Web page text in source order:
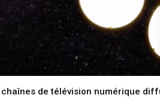
chaînes de télévision numérique